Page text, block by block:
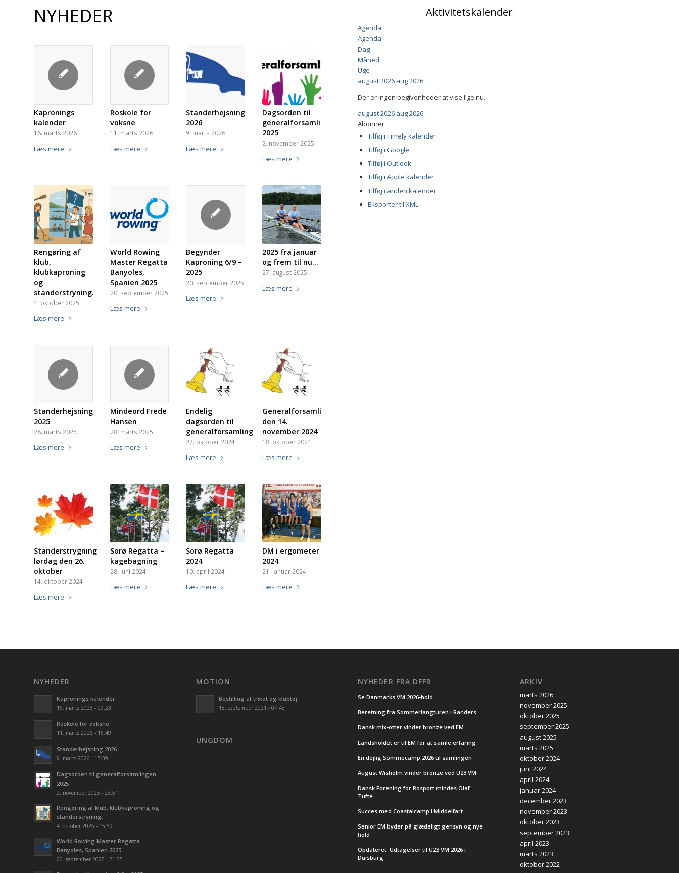
NYHEDER
Kapronings
kalender
16. marts 2026
Læs mere
Roskole for
voksne
11. marts 2026
Læs mere
Standerhejsning
2026
9. marts 2026
Læs mere
Dagsorden til
generalforsamlingen
2025
2. november 2025
Læs mere
Rengøring af
klub,
klubkaproning
og
standerstryning.
4. oktober 2025
Læs mere
World Rowing
Master Regatta
Banyoles,
Spanien 2025
20. september 2025
Læs mere
Begynder
Kaproning 6/9 –
2025
20. september 2025
Læs mere
2025 fra januar
og frem til nu…
27. august 2025
Læs mere
Standerhejsning
2025
28. marts 2025
Læs mere
Mindeord Frede
Hansen
28. marts 2025
Læs mere
Endelig
dagsorden til
generalforsamling
27. oktober 2024
Læs mere
Generalforsamling
den 14.
november 2024
18. oktober 2024
Læs mere
Standerstrygning
lørdag den 26.
oktober
14. oktober 2024
Læs mere
Sorø Regatta –
kagebagning
28. juni 2024
Læs mere
Sorø Regatta
2024
10. april 2024
Læs mere
DM i ergometer
2024
21. januar 2024
Læs mere
Aktivitetskalender
Agenda
Agenda
Dag
Måned
Uge
august 2026 aug 2026
Der er ingen begivenheder at vise lige nu.
august 2026 aug 2026
Abonner
Tilføj i Timely kalender
Tilføj i Google
Tilføj i Outlook
Tilføj i Apple kalender
Tilføj i anden kalender
Eksporter til XML
NYHEDER
Kapronings kalender
16. marts 2026 - 09:23
Roskole for voksne
11. marts 2026 - 16:49
Standerhejsning 2026
9. marts 2026 - 15:39
Dagsorden til generalforsamlingen
2025
2. november 2025 - 23:51
Rengøring af klub, klubkaproning og
standerstryning.
4. oktober 2025 - 15:59
World Rowing Master Regatta
Banyoles, Spanien 2025
20. september 2025 - 21:35
MOTION
Bestilling af trikot og klubtøj
18. september 2021 - 07:43
UNGDOM
NYHEDER FRA DFFR
Se Danmarks VM 2026-hold
Beretning fra Sommerlangturen i Randers
Dansk mix-otter vinder bronze ved EM
Landsholdet er til EM for at samle erfaring
En dejlig Sommecamp 2026 til samlingen
August Wisholm vinder bronze ved U23 VM
Dansk Forening for Rosport mindes Olaf
Tufte
Succes med Coastalcamp i Middelfart
Senior EM byder på glædeligt gensyn og nye
hold
Opdateret: Udtagelser til U23 VM 2026 i
Duisburg
ARKIV
marts 2026
november 2025
oktober 2025
september 2025
august 2025
marts 2025
oktober 2024
juni 2024
april 2024
januar 2024
december 2023
november 2023
oktober 2023
september 2023
april 2023
marts 2023
oktober 2022